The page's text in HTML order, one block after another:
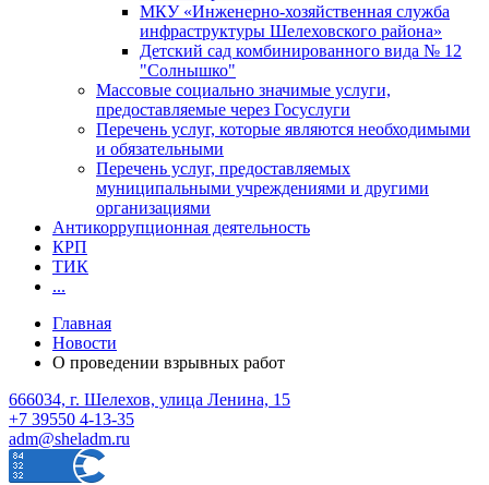
МКУ «Инженерно-хозяйственная служба
инфраструктуры Шелеховского района»
Детский сад комбинированного вида № 12
"Солнышко"
Массовые социально значимые услуги,
предоставляемые через Госуслуги
Перечень услуг, которые являются необходимыми
и обязательными
Перечень услуг, предоставляемых
муниципальными учреждениями и другими
организациями
Антикоррупционная деятельность
КРП
ТИК
...
Главная
Новости
О проведении взрывных работ
666034, г. Шелехов, улица Ленина, 15
+7 39550 4-13-35
adm@sheladm.ru